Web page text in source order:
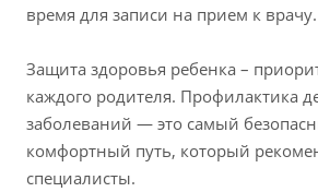
время для записи на прием к врачу.
Защита здоровья ребенка –
каждого родителя. Профилактика
заболеваний — это самый
комфортный путь, который
специалисты.